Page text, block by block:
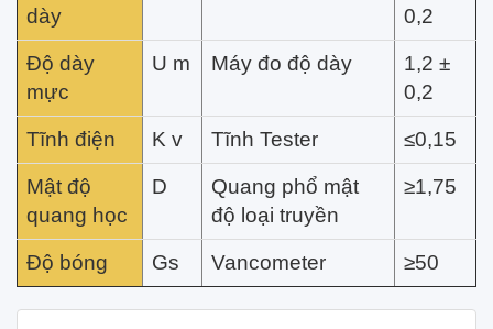
dày
0,2
Độ dày
mực
U m Máy đo độ dày
1,2 ±
0,2
Tĩnh điện K v Tĩnh Tester ≤0,15
Mật độ
quang học
D
Quang phổ mật
độ loại truyền
≥1,75
Độ bóng Gs Vancometer ≥50